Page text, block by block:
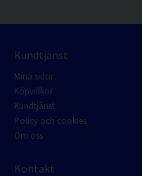
Kundtjänst
Mina sidor
Köpvillkor
Kundtjänst
Policy och cookies
Om oss
Kontakt